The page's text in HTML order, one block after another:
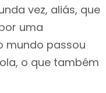
vez, aliás, que
uma
mundo passou
o que também